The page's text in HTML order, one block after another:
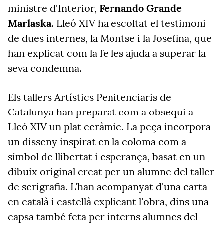
ministre d'Interior, Fernando Grande
Marlaska. Lleó XIV ha escoltat el testimoni
de dues internes, la Montse i la Josefina, que
han explicat com la fe les ajuda a superar la
seva condemna.
Els tallers Artístics Penitenciaris de
Catalunya han preparat com a obsequi a
Lleó XIV un plat ceràmic. La peça incorpora
un disseny inspirat en la coloma com a
símbol de llibertat i esperança, basat en un
dibuix original creat per un alumne del taller
de serigrafia. L'han acompanyat d'una carta
en català i castellà explicant l'obra, dins una
capsa també feta per interns alumnes del